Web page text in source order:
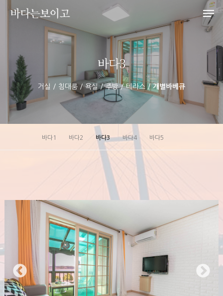
Hit enter to search or ESC to close
바다3
거실 / 침대룸 / 욕실 / 주방 / 테라스 /개별바베큐
바다1 바다2 바다3 바다4 바다5